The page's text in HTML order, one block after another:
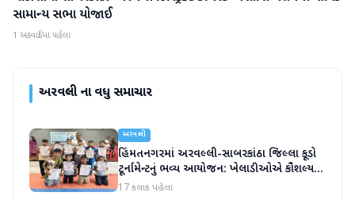
સામાન્ય સભા યોજાઈ
1 અઠવાડિયા પહેલા
અરવલ્લીના વધુ સમાચાર
અરવલ્લી
હિંમતનગરમાં અરવલ્લી-સાબરકાંઠા જિલ્લા કૂડો
ટૂર્નામેન્ટનું ભવ્ય આયોજન: ખેલાડીઓએ કૌશલ્ય
પ્રતિભા બતાવી
17 કલાક પહેલા